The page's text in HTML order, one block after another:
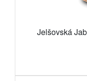
Jelšovská